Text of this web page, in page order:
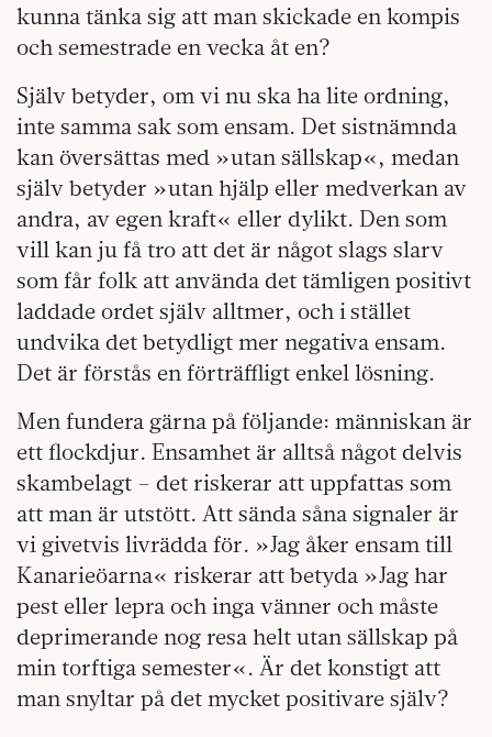
kunna tänka sig att man skickade en kompis
och semestrade en vecka åt en?
Själv betyder, om vi nu ska ha lite ordning,
inte samma sak som ensam. Det sistnämnda
kan översättas med »utan sällskap«, medan
själv betyder »utan hjälp eller medverkan av
andra, av egen kraft« eller dylikt. Den som
vill kan ju få tro att det är något slags slarv
som får folk att använda det tämligen positivt
laddade ordet själv alltmer, och i stället
undvika det betydligt mer negativa ensam.
Det är förstås en förträffligt enkel lösning.
Men fundera gärna på följande: människan är
ett flockdjur. Ensamhet är alltså något delvis
skambelagt – det riskerar att uppfattas som
att man är utstött. Att sända såna signaler är
vi givetvis livrädda för. »Jag åker ensam till
Kanarieöarna« riskerar att betyda »Jag har
pest eller lepra och inga vänner och måste
deprimerande nog resa helt utan sällskap på
min torftiga semester«. Är det konstigt att
man snyltar på det mycket positivare själv?